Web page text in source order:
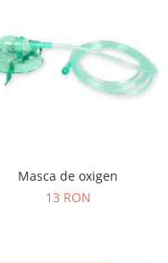
Masca de oxigen
13 RON